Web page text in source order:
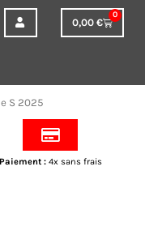
0,00 €
0
Panier
S 2025
Paiement: 4x sans frais